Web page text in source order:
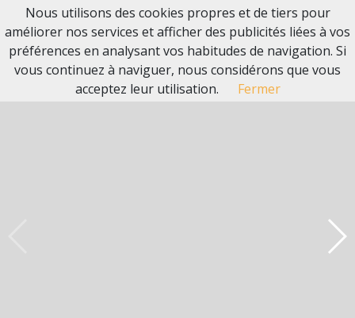
Nous utilisons des cookies propres et de tiers pour
améliorer nos services et afficher des publicités liées à vos
préférences en analysant vos habitudes de navigation. Si
vous continuez à naviguer, nous considérons que vous
acceptez leur utilisation.
Fermer